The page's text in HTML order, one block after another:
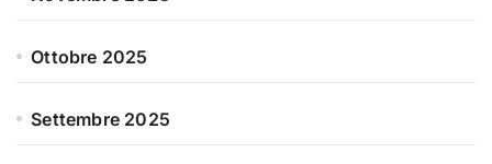
Ottobre 2025
Settembre 2025